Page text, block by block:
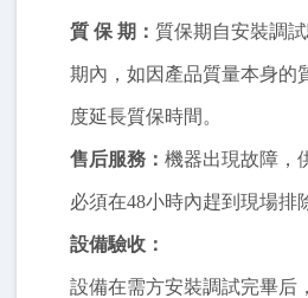
質 保 期： 質保期自安裝調
期內，如因產品質量本身的
度延長質保時間。
售后服務： 機器出現故障，
必須在48小時內趕到現場排
設備驗收：
設備在需方安裝調試完畢后